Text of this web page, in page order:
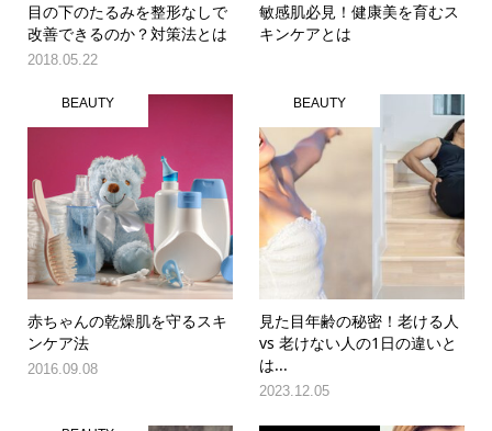
目の下のたるみを整形なしで
改善できるのか？対策法とは
2018.05.22
敏感肌必見！健康美を育むス
キンケアとは
BEAUTY
赤ちゃんの乾燥肌を守るスキ
ンケア法
2016.09.08
BEAUTY
見た目年齢の秘密！老ける人
vs 老けない人の1日の違いと
は...
2023.12.05